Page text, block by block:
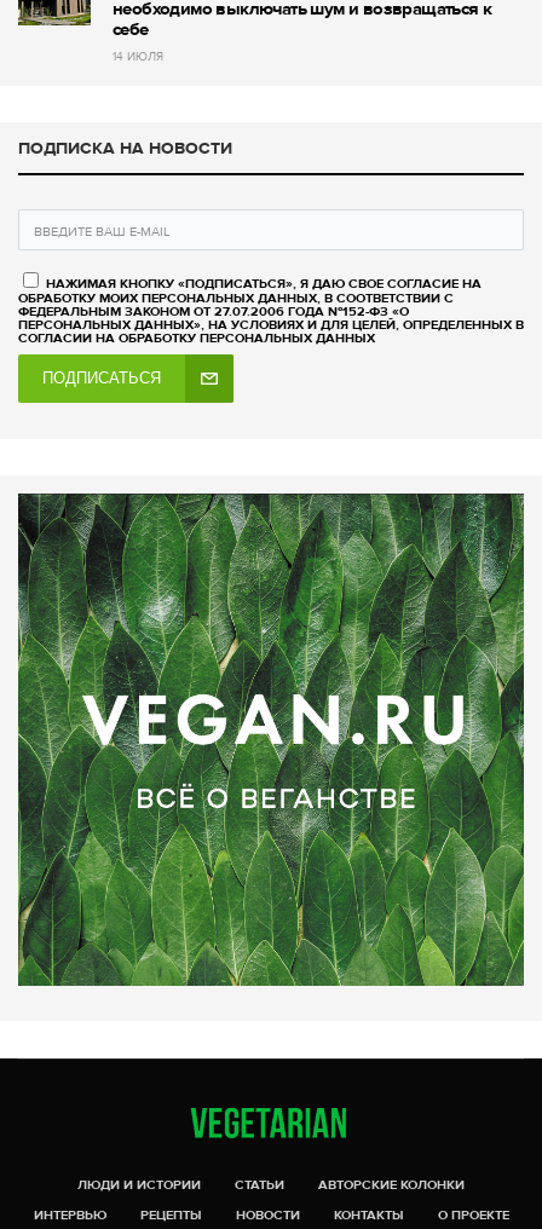
необходимо выключать шум и возвращаться к
себе
14 ИЮЛЯ
ПОДПИСКА НА НОВОСТИ
НАЖИМАЯ КНОПКУ «ПОДПИСАТЬСЯ», Я ДАЮ СВОЕ СОГЛАСИЕ НА
ОБРАБОТКУ МОИХ ПЕРСОНАЛЬНЫХ ДАННЫХ, В СООТВЕТСТВИИ С
ФЕДЕРАЛЬНЫМ ЗАКОНОМ ОТ 27.07.2006 ГОДА №152-ФЗ «О
ПЕРСОНАЛЬНЫХ ДАННЫХ», НА УСЛОВИЯХ И ДЛЯ ЦЕЛЕЙ, ОПРЕДЕЛЕННЫХ В
СОГЛАСИИ НА ОБРАБОТКУ ПЕРСОНАЛЬНЫХ ДАННЫХ
ПОДПИСАТЬСЯ
ЛЮДИ И ИСТОРИИ СТАТЬИ
АВТОРСКИЕ КОЛОНКИ
ИНТЕРВЬЮ
РЕЦЕПТЫ НОВОСТИ КОНТАКТЫ О ПРОЕКТЕ